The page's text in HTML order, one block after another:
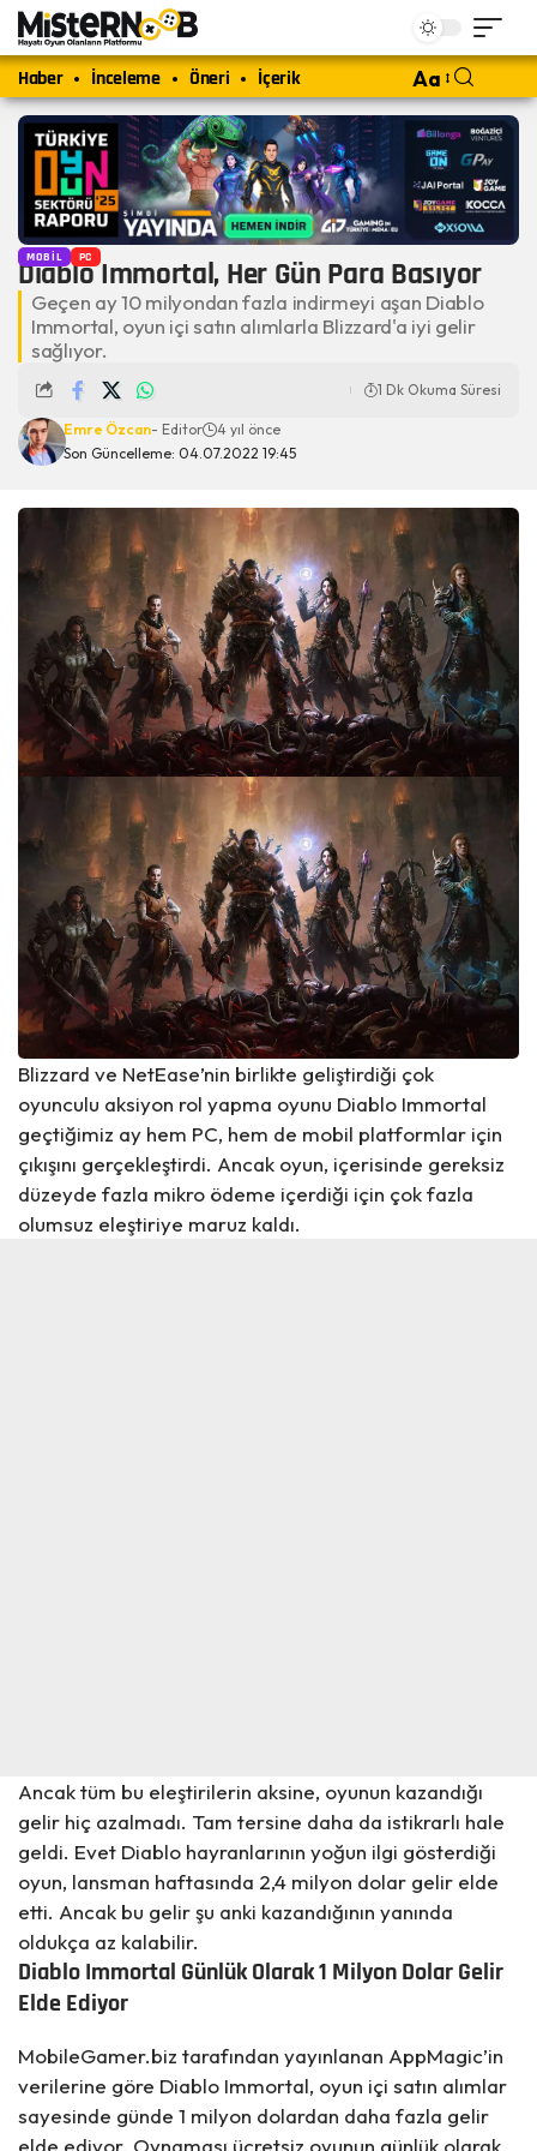
Haber İnceleme Öneri İçerik Aa
MOBIL PC
Diablo Immortal, Her Gün Para Basıyor
Geçen ay 10 milyondan fazla indirmeyi aşan Diablo
Immortal, oyun içi satın alımlarla Blizzard'a iyi gelir
sağlıyor.
Son Güncelleme: 04.07.2022 19:45
Emre Özcan- Editor 4 yıl önce
1 Dk Okuma Süresi
Blizzard ve NetEase’nin birlikte geliştirdiği çok
oyunculu aksiyon rol yapma oyunu Diablo Immortal
geçtiğimiz ay hem PC, hem de mobil platformlar için
çıkışını gerçekleştirdi. Ancak oyun, içerisinde gereksiz
düzeyde fazla mikro ödeme içerdiği için çok fazla
olumsuz eleştiriye maruz kaldı.
Ancak tüm bu eleştirilerin aksine, oyunun kazandığı
gelir hiç azalmadı. Tam tersine daha da istikrarlı hale
geldi. Evet Diablo hayranlarının yoğun ilgi gösterdiği
oyun, lansman haftasında 2,4 milyon dolar gelir elde
etti. Ancak bu gelir şu anki kazandığının yanında
oldukça az kalabilir.
Diablo Immortal Günlük Olarak 1 Milyon Dolar Gelir
Elde Ediyor
MobileGamer.biz tarafından yayınlanan AppMagic’in
verilerine göre Diablo Immortal, oyun içi satın alımlar
sayesinde günde 1 milyon dolardan daha fazla gelir
elde ediyor. Oynaması ücretsiz oyunun günlük olarak